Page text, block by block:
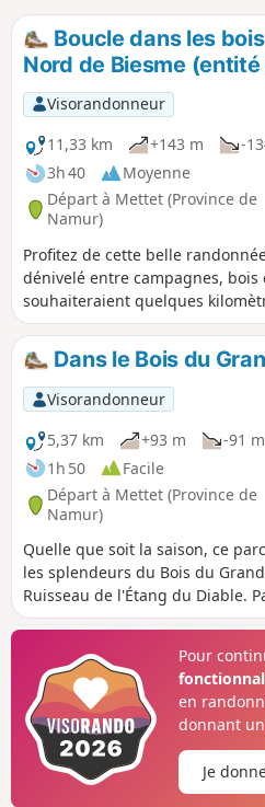
Boucle dans les
Nord de Biesme
Visorandonneur
11,33 km
+143 m
-
3h 40
Moyenne
Départ à Mettet (Province de
Namur)
Profitez de cette belle
dénivelé entre campagnes,
souhaiteraient quelques
mon autre randonnée dans le
Dans le Bois du
Visorandonneur
5,37 km
+93 m
-91 m
1h 50
Facile
Départ à Mettet (Province de
Namur)
Quelle que soit la saison, ce
les splendeurs du Bois du
Ruisseau de l'Étang du Diable.
malgré la courte distance. Je
Fréchy" (17 km). Voir dates
Pour
en
donnant
Je